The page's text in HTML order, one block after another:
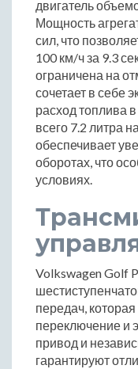
двигатель
Мощность
сил, что
100 км/ч за 9.3
ограничена на
сочетает в себе
расход топлива
всего 7.2 литра
обеспечивает
оборотах, что
условиях.
Volkswagen Golf
передач,
переключение и
привод и
гарантируют